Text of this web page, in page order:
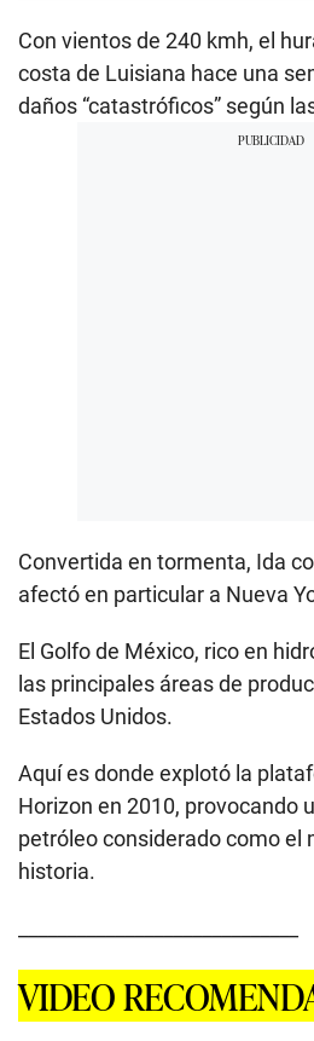
Con vientos de 240 kmh, el
costa de Luisiana hace una
daños “catastróficos” según
Convertida en tormenta, Ida
afectó en particular a Nueva
El Golfo de México, rico en
las principales áreas de
Estados Unidos.
Aquí es donde explotó la
Horizon en 2010, provocando
petróleo considerado como el
historia.
VIDEO